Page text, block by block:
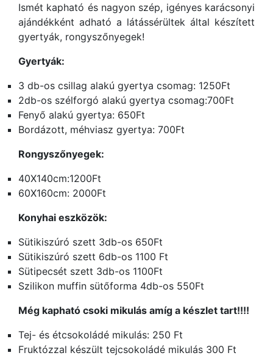
Ismét kapható és nagyon szép, igényes karácsonyi
ajándékként adható a látássérültek által készített
gyertyák, rongyszőnyegek!
Gyertyák:
3 db-os csillag alakú gyertya csomag: 1250Ft
2db-os szélforgó alakú gyertya csomag:700Ft
Fenyő alakú gyertya: 650Ft
Bordázott, méhviasz gyertya: 700Ft
Rongyszőnyegek:
40X140cm:1200Ft
60X160cm: 2000Ft
Konyhai eszközök:
Sütikiszúró szett 3db-os 650Ft
Sütikiszúró szett 6db-os 1100 Ft
Sütipecsét szett 3db-os 1100Ft
Szilikon muffin sütőforma 4db-os 550Ft
Még kapható csoki mikulás amíg a készlet tart!!!!
Tej- és étcsokoládé mikulás: 250 Ft
Fruktózzal készült tejcsokoládé mikulás 300 Ft